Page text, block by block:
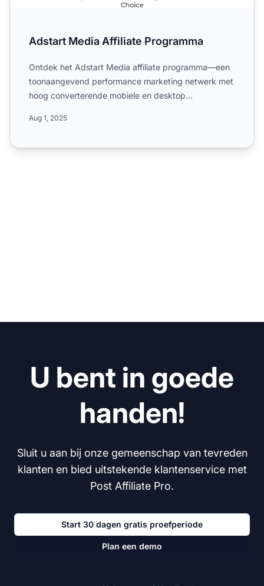
Adstart Media Affiliate Programma
Ontdek het Adstart Media affiliate programma—een
toonaangevend performance marketing netwerk met
hoog converterende mobiele en desktop
Aug 1, 2025
U bent in goede
handen!
Sluit u aan bij onze gemeenschap van tevreden
klanten en bied uitstekende klantenservice met
Post Affiliate Pro.
Start 30 dagen gratis proefperiode
Plan een demo